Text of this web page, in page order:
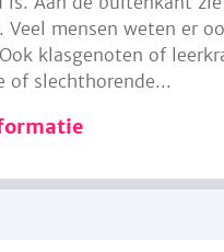
Veel mensen weten er
klasgenoten of
of slechthorende...